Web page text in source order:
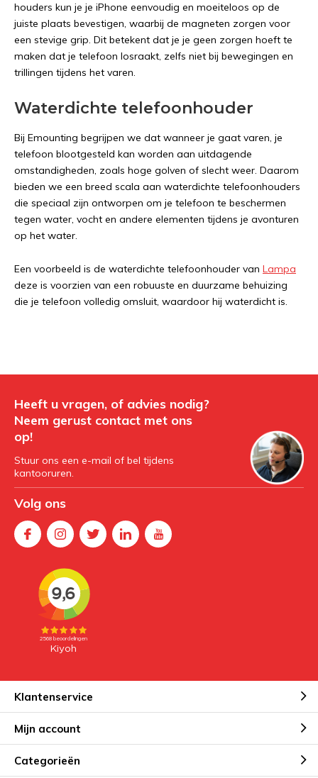
houders kun je je iPhone eenvoudig en moeiteloos op de
juiste plaats bevestigen, waarbij de magneten zorgen voor
een stevige grip. Dit betekent dat je je geen zorgen hoeft te
maken dat je telefoon losraakt, zelfs niet bij bewegingen en
trillingen tijdens het varen.
Waterdichte telefoonhouder
Bij Emounting begrijpen we dat wanneer je gaat varen, je
telefoon blootgesteld kan worden aan uitdagende
omstandigheden, zoals hoge golven of slecht weer. Daarom
bieden we een breed scala aan waterdichte telefoonhouders
die speciaal zijn ontworpen om je telefoon te beschermen
tegen water, vocht en andere elementen tijdens je avonturen
op het water.
Een voorbeeld is de waterdichte telefoonhouder van Lampa
deze is voorzien van een robuuste en duurzame behuizing
die je telefoon volledig omsluit, waardoor hij waterdicht is.
Heeft u vragen, of advies nodig?
Neem gerust contact met ons
op!
Stuur ons een e-mail of bel tijdens
kantooruren.
Volg ons
Klantenservice
Mijn account
Categorieën